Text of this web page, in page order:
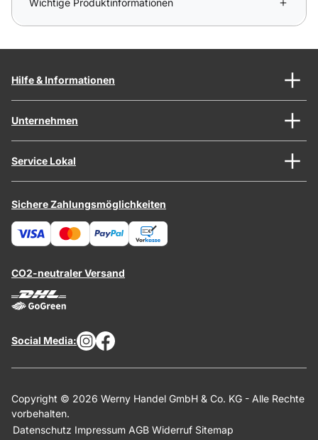
Hilfe & Informationen
Unternehmen
Service Lokal
Sichere Zahlungsmöglichkeiten
CO2-neutraler Versand
Social Media:
Copyright © 2026 Werny Handel GmbH & Co. KG - Alle Rechte
vorbehalten.
Datenschutz Impressum AGB Widerruf Sitemap